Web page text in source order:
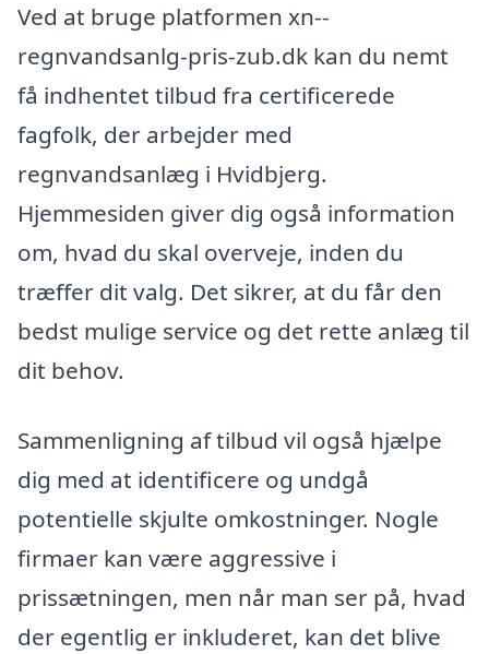
Ved at bruge platformen xn--
regnvandsanlg-pris-zub.dk kan du nemt
få indhentet tilbud fra certificerede
fagfolk, der arbejder med
regnvandsanlæg i Hvidbjerg.
Hjemmesiden giver dig også information
om, hvad du skal overveje, inden du
træffer dit valg. Det sikrer, at du får den
bedst mulige service og det rette anlæg til
dit behov.
Sammenligning af tilbud vil også hjælpe
dig med at identificere og undgå
potentielle skjulte omkostninger. Nogle
firmaer kan være aggressive i
prissætningen, men når man ser på, hvad
der egentlig er inkluderet, kan det blive